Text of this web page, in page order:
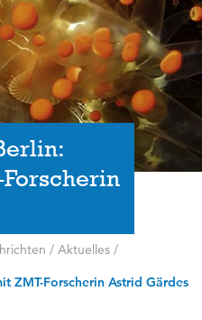
/ Aktuelles /
ZMT-Forscherin Astrid Gärdes